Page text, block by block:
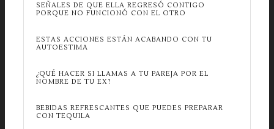
SEÑALES DE QUE ELLA REGRESÓ CONTIGO
PORQUE NO FUNCIONÓ CON EL OTRO
ESTAS ACCIONES ESTÁN ACABANDO CON TU
AUTOESTIMA
¿QUÉ HACER SI LLAMAS A TU PAREJA POR EL
NOMBRE DE TU EX?
BEBIDAS REFRESCANTES QUE PUEDES PREPARAR
CON TEQUILA